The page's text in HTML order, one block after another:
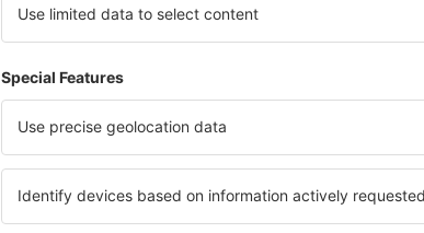
și organizează-ţi convenabil
Cea mai bine evaluată aplicație din categoria călătoriilor
Noi oferte zilnice la îndemână
Toate rezervările tale într-un singur loc